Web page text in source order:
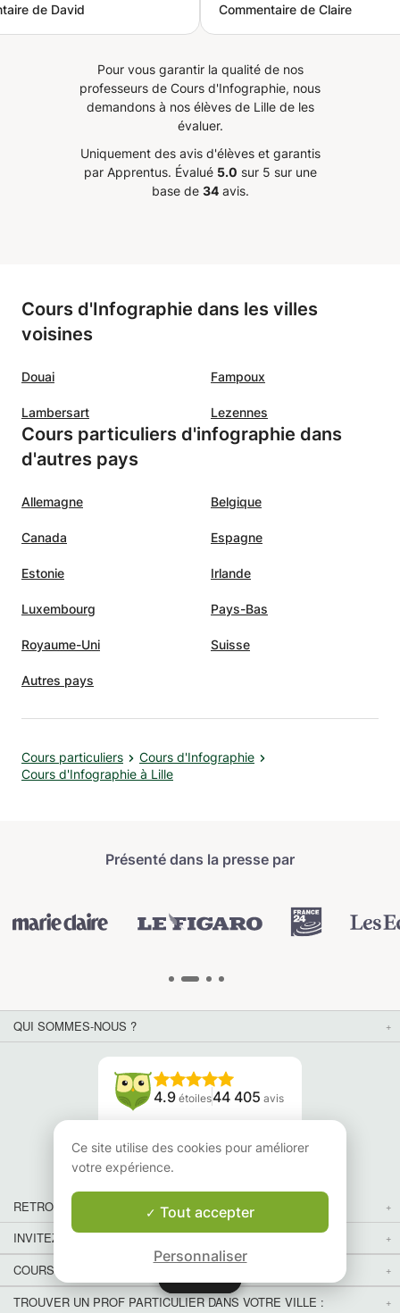
maîtrise
son sujet et qu’il
le cours très
Je suis vraiment
à être coaché par lui.
vivement Gaetan
de David Commentaire de Claire
Pour vous garantir la qualité de nos
professeurs de Cours d'Infographie, nous
demandons à nos élèves de Lille de les
évaluer.
Uniquement des avis d'élèves et garantis
par Apprentus. Évalué 5.0 sur 5 sur une
base de 34avis.
Cours d'Infographie dans les villes
voisines
Douai Fampoux
Lambersart Lezennes
Cours particuliers d'infographie dans
d'autres pays
Allemagne Belgique
Canada Espagne
Estonie Irlande
Luxembourg Pays-Bas
Royaume-Uni Suisse
Autres pays
Cours particuliers
Cours d'Infographie
Cours d'Infographie à Lille
Présenté dans la presse par
QUI SOMMES-NOUS ?
4.9 étoiles44 405 avis
Lisez nos avis
RETROUVEZ-NOUS
INVITEZ VOS AMIS
COURS PARTICULIERS DANS VOTRE PAYS :
TROUVER UN PROF PARTICULIER DANS VOTRE VILLE :
Ce site utilise des cookies pour améliorer
votre expérience.
Tout accepter
Personnaliser